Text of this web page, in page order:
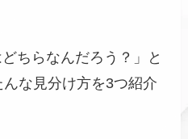
ちらなんだろう？」と
な見分け方を3つ紹介